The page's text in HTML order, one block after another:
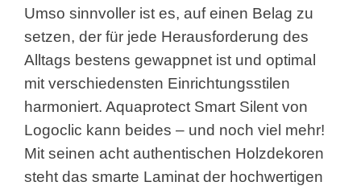
Umso sinnvoller ist es, auf einen Belag zu
setzen, der für jede Herausforderung des
Alltags bestens gewappnet ist und optimal
mit verschiedensten Einrichtungsstilen
harmoniert. Aquaprotect Smart Silent von
Logoclic kann beides – und noch viel mehr!
Mit seinen acht authentischen Holzdekoren
steht das smarte Laminat der hochwertigen